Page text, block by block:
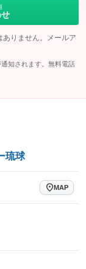
りません。メールア
知されます。無料電話
琉球
MAP